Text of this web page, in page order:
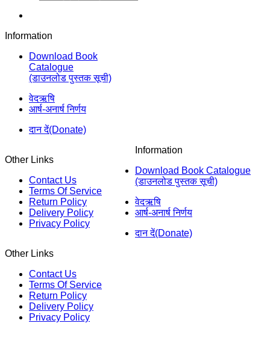
Information
Download Book
Catalogue
(डाउनलोड पुस्तक सूची)
वेदऋषि
आर्ष-अनार्ष निर्णय
दान दें(Donate)
Other Links
Contact Us
Terms Of Service
Return Policy
Delivery Policy
Privacy Policy
Information
Download Book Catalogue
(डाउनलोड पुस्तक सूची)
वेदऋषि
आर्ष-अनार्ष निर्णय
दान दें(Donate)
Other Links
Contact Us
Terms Of Service
Return Policy
Delivery Policy
Privacy Policy